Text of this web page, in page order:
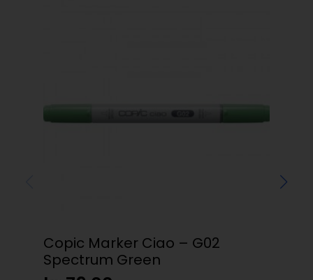
Copic Marker Ciao – G02
Spectrum Green